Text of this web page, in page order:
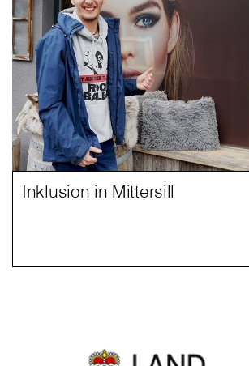
Inklusion in Mittersill